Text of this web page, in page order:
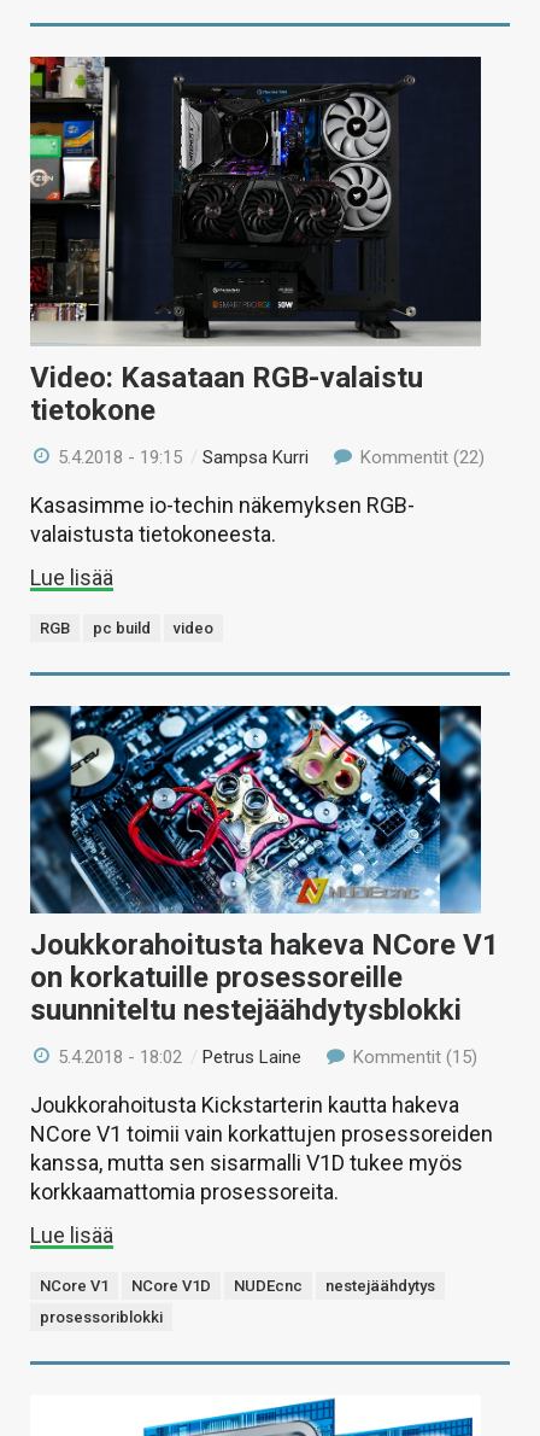
Video: Kasataan RGB-valaistu
tietokone
5.4.2018 - 19:15 /Sampsa Kurri Kommentit (22)
Kasasimme io-techin näkemyksen RGB-
valaistusta tietokoneesta.
Lue lisää
RGB pc build video
Joukkorahoitusta hakeva NCore V1
on korkatuille prosessoreille
suunniteltu nestejäähdytysblokki
5.4.2018 - 18:02 /Petrus Laine Kommentit (15)
Joukkorahoitusta Kickstarterin kautta hakeva
NCore V1 toimii vain korkattujen prosessoreiden
kanssa, mutta sen sisarmalli V1D tukee myös
korkkaamattomia prosessoreita.
Lue lisää
NCore V1 NCore V1D NUDEcnc
nestejäähdytys
prosessoriblokki